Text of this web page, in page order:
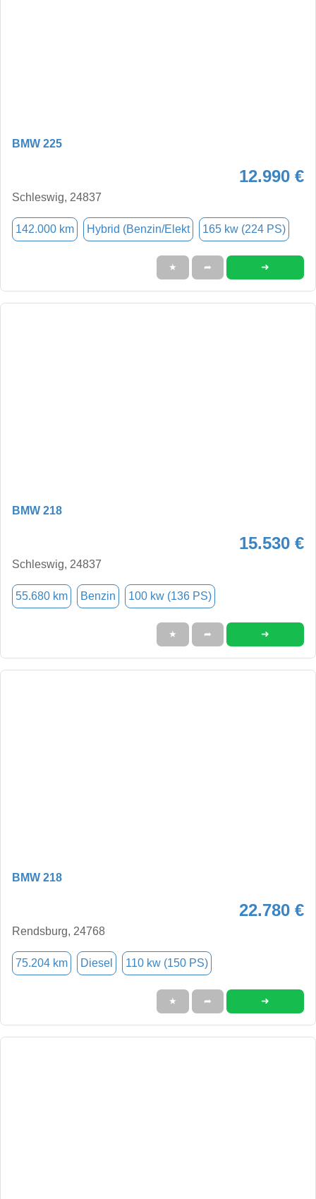
BMW 225
12.990 €
Schleswig, 24837
142.000 km Hybrid (Benzin/Elekt 165 kw (224 PS)
★ ➦ ➜
BMW 218
15.530 €
Schleswig, 24837
55.680 km Benzin 100 kw (136 PS)
★ ➦ ➜
BMW 218
22.780 €
Rendsburg, 24768
75.204 km Diesel 110 kw (150 PS)
★ ➦ ➜